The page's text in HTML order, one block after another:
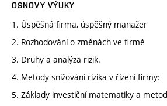
OSNOVY VÝUKY
1. Úspěšná firma, úspěšný manažer
2. Rozhodování o změnách ve firmě
3. Druhy a analýza rizik.
4. Metody snižování rizika v řízení firmy:
5. Základy investiční matematiky a